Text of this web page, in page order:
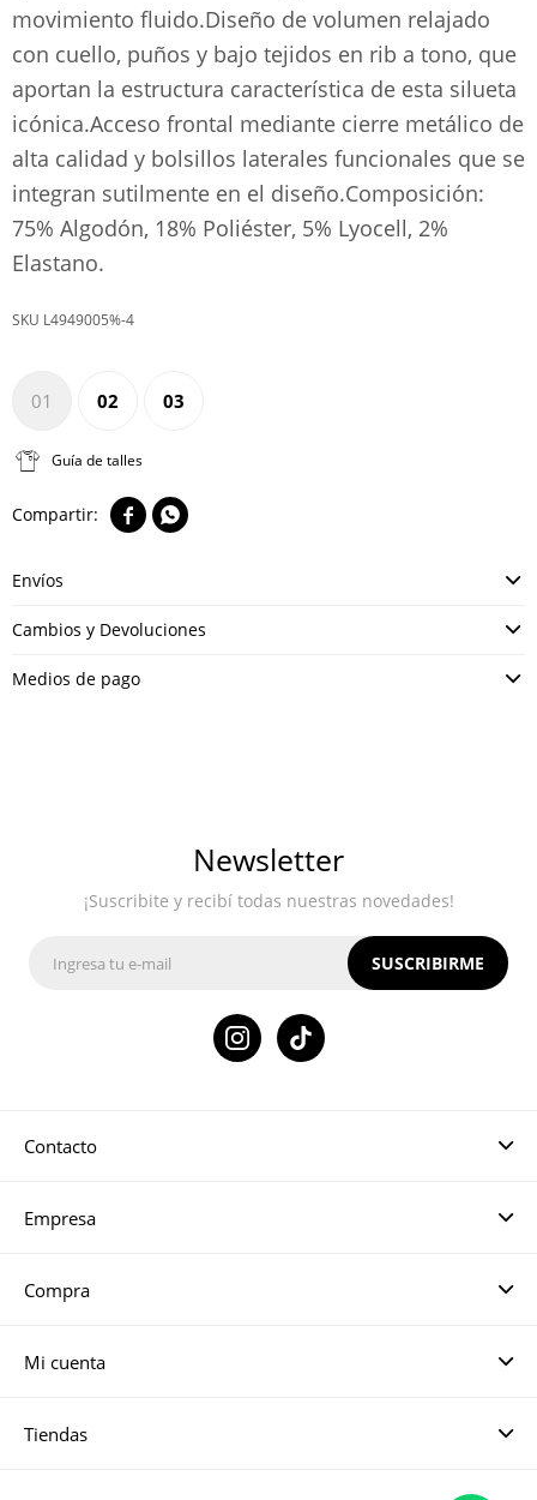
movimiento fluido.Diseño de volumen relajado
con cuello, puños y bajo tejidos en rib a tono, que
aportan la estructura característica de esta silueta
icónica.Acceso frontal mediante cierre metálico de
alta calidad y bolsillos laterales funcionales que se
integran sutilmente en el diseño.Composición:
75% Algodón, 18% Poliéster, 5% Lyocell, 2%
Elastano.
L4949005%-4
01 02 03
Guía de talles
 
Envíos
Cambios y Devoluciones
Medios de pago
Contacto
Empresa
Compra
Mi cuenta
Tiendas
Newsletter
¡Suscribite y recibí todas nuestras novedades!
SUSCRIBIRME
